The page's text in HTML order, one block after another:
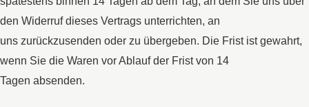
den Widerruf dieses Vertrags unterrichten, an
uns zurückzusenden oder zu übergeben. Die Frist ist gewahrt,
wenn Sie die Waren vor Ablauf der Frist von 14
Tagen absenden.